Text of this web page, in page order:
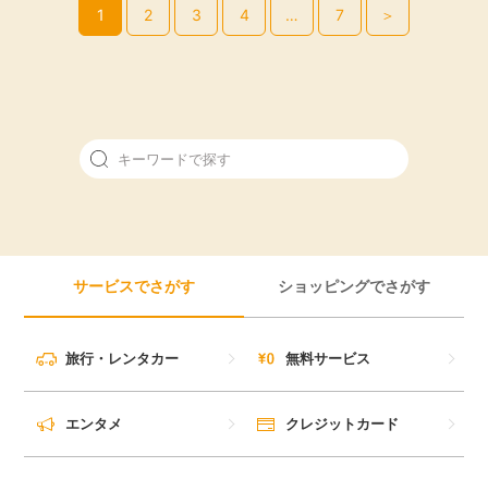
1 2 3 4 … 7 ＞
サービスでさがす ショッピングでさがす
旅行・レンタカー 無料サービス
エンタメ クレジットカード